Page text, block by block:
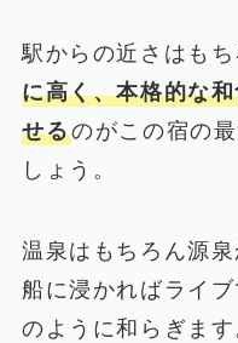
駅からの近さはも
に高く、本格的な
せるのがこの宿の
しょう。
温泉はもちろん源
船に浸かればライ
のように和らぎます